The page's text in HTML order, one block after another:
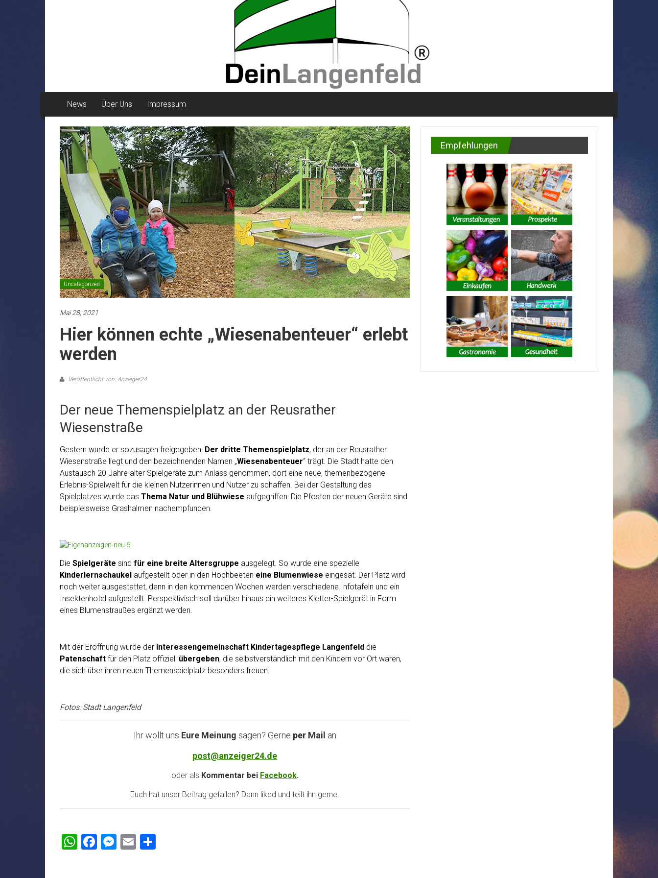
News Über Uns Impressum
Uncategorized
Mai 28, 2021
Hier können echte „Wiesenabenteuer“ erlebt
werden
Veröffentlicht von: Anzeiger24
Der neue Themenspielplatz an der Reusrather
Wiesenstraße
Gestern wurde er sozusagen freigegeben: Der dritte Themenspielplatz, der an der Reusrather
Wiesenstraße liegt und den bezeichnenden Namen „Wiesenabenteuer“ trägt. Die Stadt hatte den
Austausch 20 Jahre alter Spielgeräte zum Anlass genommen, dort eine neue, themenbezogene
Erlebnis-Spielwelt für die kleinen Nutzerinnen und Nutzer zu schaffen. Bei der Gestaltung des
Spielplatzes wurde das Thema Natur und Blühwiese aufgegriffen: Die Pfosten der neuen Geräte sind
beispielsweise Grashalmen nachempfunden.
Die Spielgeräte sind für eine breite Altersgruppe ausgelegt. So wurde eine spezielle
Kinderlernschaukel aufgestellt oder in den Hochbeeten eine Blumenwiese eingesät. Der Platz wird
noch weiter ausgestattet, denn in den kommenden Wochen werden verschiedene Infotafeln und ein
Insektenhotel aufgestellt. Perspektivisch soll darüber hinaus ein weiteres Kletter-Spielgerät in Form
eines Blumenstraußes ergänzt werden.
Mit der Eröffnung wurde der Interessengemeinschaft Kindertagespflege Langenfeld die
Patenschaft für den Platz offiziell übergeben, die selbstverständlich mit den Kindern vor Ort waren,
die sich über ihren neuen Themenspielplatz besonders freuen.
Fotos: Stadt Langenfeld
Ihr wollt uns Eure Meinung sagen? Gerne per Mail an
post@anzeiger24.de
oder als Kommentar bei Facebook.
Euch hat unser Beitrag gefallen? Dann liked und teilt ihn gerne.
WhatsApp
Facebook
Messenger
Email
Empfehlungen